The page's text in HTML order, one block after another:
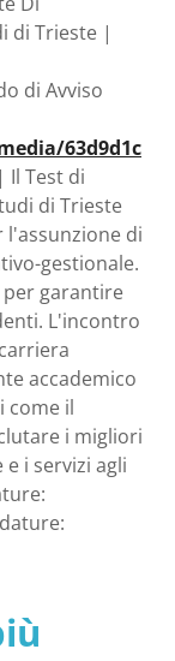
di Trieste |
di Avviso
63d9d1c
| Il Test di
di Trieste
l'assunzione di
gestionale.
per garantire
L'incontro
accademico
come il
i migliori
i servizi agli